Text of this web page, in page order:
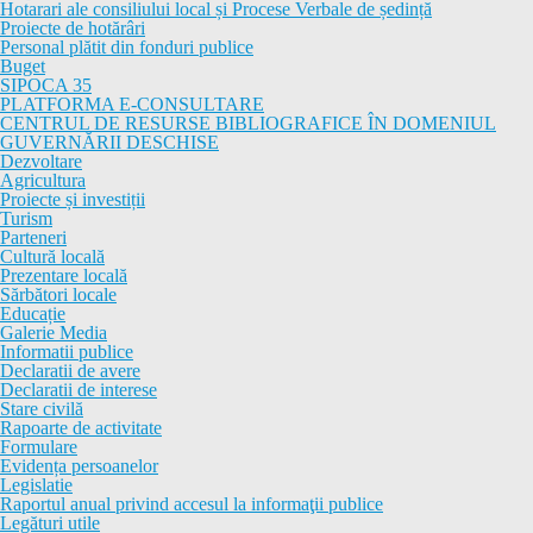
Hotarari ale consiliului local și Procese Verbale de ședință
Proiecte de hotărâri
Personal plătit din fonduri publice
Buget
SIPOCA 35
PLATFORMA E-CONSULTARE
CENTRUL DE RESURSE BIBLIOGRAFICE ÎN DOMENIUL
GUVERNĂRII DESCHISE
Dezvoltare
Agricultura
Proiecte și investiții
Turism
Parteneri
Cultură locală
Prezentare locală
Sărbători locale
Educație
Galerie Media
Informatii publice
Declaratii de avere
Declaratii de interese
Stare civilă
Rapoarte de activitate
Formulare
Evidența persoanelor
Legislatie
Raportul anual privind accesul la informaţii publice
Legături utile